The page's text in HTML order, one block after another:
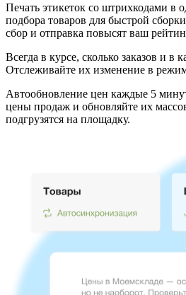
Печать этикеток со штрихкодами в
подбора товаров для быстрой
сбор и отправка повысят ваш
Всегда в курсе, сколько заказов и в
Отслеживайте их изменение в
Автообновление цен каждые 5
цены продаж и обновляйте их
подгрузятся на площадку.